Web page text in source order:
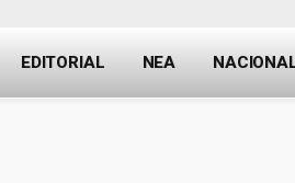
EDITORIAL NEA